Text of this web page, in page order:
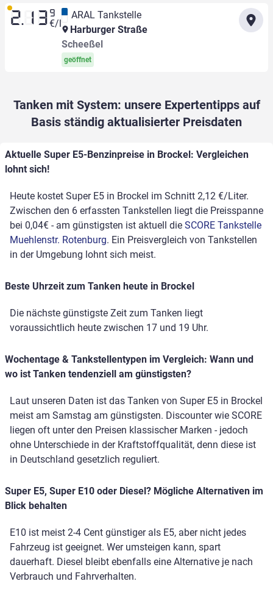
2.13 9
€/l
ARAL Tankstelle
Harburger Straße
Scheeßel
geöffnet
Tanken mit System: unsere Expertentipps auf
Basis ständig aktualisierter Preisdaten
Aktuelle Super E5-Benzinpreise in Brockel: Vergleichen
lohnt sich!
Heute kostet Super E5 in Brockel im Schnitt 2,12 €/Liter.
Zwischen den 6 erfassten Tankstellen liegt die Preisspanne
bei 0,04€ - am günstigsten ist aktuell die SCORE Tankstelle
Muehlenstr. Rotenburg. Ein Preisvergleich von Tankstellen
in der Umgebung lohnt sich meist.
Beste Uhrzeit zum Tanken heute in Brockel
Die nächste günstigste Zeit zum Tanken liegt
voraussichtlich heute zwischen 17 und 19 Uhr.
Wochentage & Tankstellentypen im Vergleich: Wann und
wo ist Tanken tendenziell am günstigsten?
Laut unseren Daten ist das Tanken von Super E5 in Brockel
meist am Samstag am günstigsten. Discounter wie SCORE
liegen oft unter den Preisen klassischer Marken - jedoch
ohne Unterschiede in der Kraftstoffqualität, denn diese ist
in Deutschland gesetzlich reguliert.
Super E5, Super E10 oder Diesel? Mögliche Alternativen im
Blick behalten
E10 ist meist 2-4 Cent günstiger als E5, aber nicht jedes
Fahrzeug ist geeignet. Wer umsteigen kann, spart
dauerhaft. Diesel bleibt ebenfalls eine Alternative je nach
Verbrauch und Fahrverhalten.